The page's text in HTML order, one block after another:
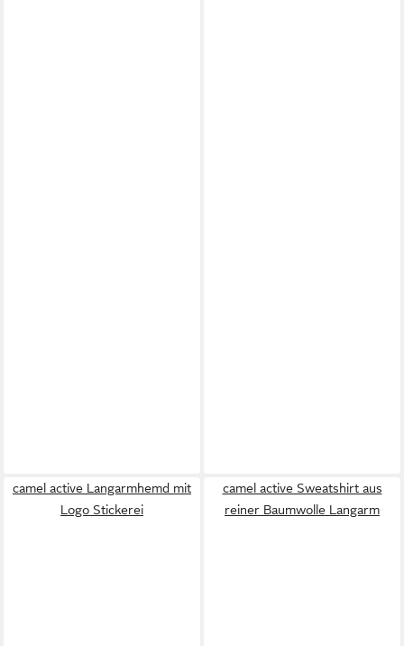
camel active Langarmhemd mit
Logo Stickerei
camel active Sweatshirt aus
reiner Baumwolle Langarm